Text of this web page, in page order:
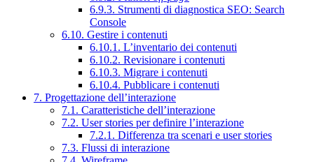
6.9.3. Strumenti di diagnostica SEO: Search
Console
6.10. Gestire i contenuti
6.10.1. L’inventario dei contenuti
6.10.2. Revisionare i contenuti
6.10.3. Migrare i contenuti
6.10.4. Pubblicare i contenuti
7. Progettazione dell’interazione
7.1. Caratteristiche dell’interazione
7.2. User stories per definire l’interazione
7.2.1. Differenza tra scenari e user stories
7.3. Flussi di interazione